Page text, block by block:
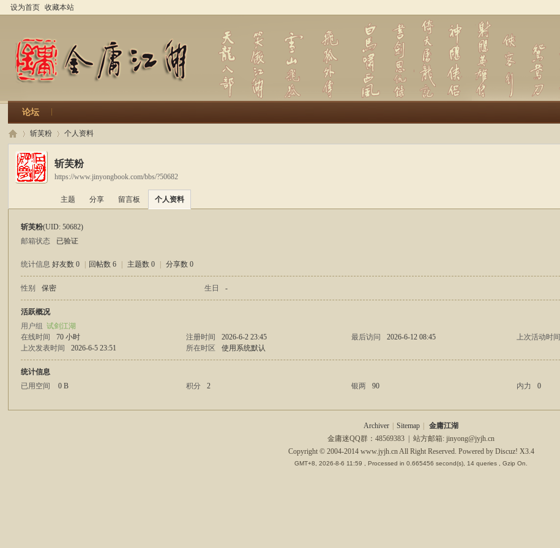
设为首页 收藏本站
论坛
›
斩芙粉 个人资料
斩芙粉
https://www.jinyongbook.com/bbs/?50682
主题 分享 留言板 个人资料
斩芙粉(UID: 50682)
邮箱状态
已验证
统计信息 好友数 0 回帖数 6 主题数 0 分享数 0
性别 保密 生日 -
活跃概况
用户组试剑江湖
在线时间
70 小时 注册时间 2026-6-2 23:45 最后访问 2026-6-12 08:45 上次活动时间
上次发表时间
2026-6-5 23:51 所在时区 使用系统默认
统计信息
已用空间
0 B 积分 2 银两 90 内力 0
Archiver Sitemap
金庸江湖
金庸迷QQ群：48569383 | 站方邮箱: jinyong@jyjh.cn
Copyright © 2004-2014 www.jyjh.cn All Right Reserved. Powered by Discuz! X3.4
GMT+8, 2026-8-6 11:59 , Processed in 0.665456 second(s), 14 queries , Gzip On.